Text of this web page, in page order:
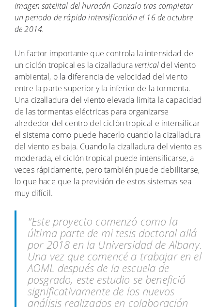
Imagen satelital del huracán Gonzalo tras completar
un periodo de rápida intensificación el 16 de octubre
de 2014.
Un factor importante que controla la intensidad de
un ciclón tropical es la cizalladuravertical del viento
ambiental, o la diferencia de velocidad del viento
entre la parte superior y la inferior de la tormenta.
Una cizalladura del viento elevada limita la capacidad
de las tormentas eléctricas para organizarse
alrededor del centro del ciclón tropical e intensificar
el sistema como puede hacerlo cuando la cizalladura
del viento es baja. Cuando la cizalladura del viento es
moderada, el ciclón tropical puede intensificarse, a
veces rápidamente, pero también puede debilitarse,
lo que hace que la previsión de estos sistemas sea
muy difícil.
"Este proyecto comenzó como la
última parte de mi tesis doctoral allá
por 2018 en la Universidad de Albany.
Una vez que comencé a trabajar en el
AOML después de la escuela de
posgrado, este estudio se benefició
significativamente de los nuevos
análisis realizados en colaboración